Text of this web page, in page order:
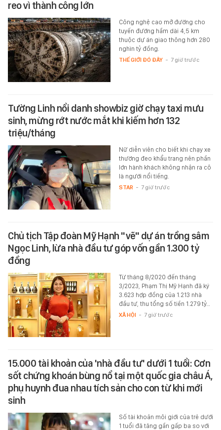
reo vì thành công lớn
Công nghệ cao mở đường cho
tuyến đường hầm dài 4,5 km
thuộc dự án giao thông hơn 280
nghìn tỷ đồng.
THẾ GIỚI ĐÓ ĐÂY - 7 giờ trước
Tường Linh nổi danh showbiz giờ chạy taxi mưu
sinh, mừng rớt nước mắt khi kiếm hơn 132
triệu/tháng
Nữ diễn viên cho biết khi chạy xe
thường đeo khẩu trang nên phần
lớn hành khách không nhận ra cô
là người nổi tiếng.
STAR - 7 giờ trước
Chủ tịch Tập đoàn Mỹ Hạnh "vẽ" dự án trồng sâm
Ngọc Linh, lừa nhà đầu tư góp vốn gần 1.300 tỷ
đồng
Từ tháng 8/2020 đến tháng
3/2023, Phạm Thị Mỹ Hạnh đã ký
3.623 hợp đồng của 1.213 nhà
đầu tư, thu tổng số tiền 1.279 tỷ…
XÃ HỘI - 7 giờ trước
15.000 tài khoản của 'nhà đầu tư' dưới 1 tuổi: Cơn
sốt chứng khoán bùng nổ tại một quốc gia châu Á,
phụ huynh đua nhau tích sản cho con từ khi mới
sinh
Số tài khoản môi giới của trẻ dưới
1 tuổi đã tăng gần gấp ba so với